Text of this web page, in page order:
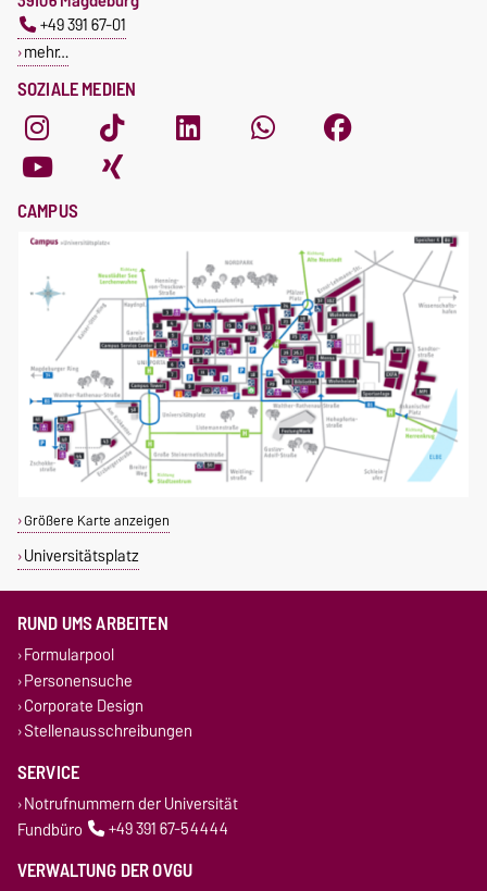
SOZIALE MEDIEN
+49 391 67-01
mehr…
CAMPUS
Größere Karte anzeigen
Universitätsplatz
RUND UMS ARBEITEN
Formularpool
Personensuche
Corporate Design
Stellenausschreibungen
SERVICE
Notrufnummern der Universität
Fundbüro
+49 391 67-54444
VERWALTUNG DER OVGU